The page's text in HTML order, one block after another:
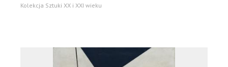
Kolekcja Sztuki XX i XXI wieku